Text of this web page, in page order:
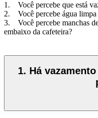
1. Você percebe que está
2. Você percebe água limpa
3. Você percebe manchas
embaixo da cafeteira?
1. Há